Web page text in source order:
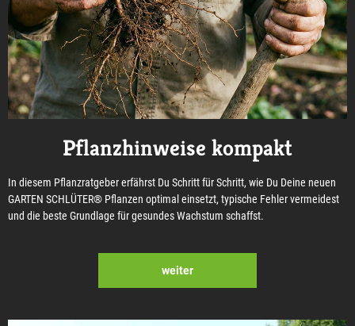
Pflanzhinweise kompakt
In diesem Pflanzratgeber erfährst Du Schritt für Schritt, wie Du Deine neuen
GARTEN SCHLÜTER® Pflanzen optimal einsetzt, typische Fehler vermeidest
und die beste Grundlage für gesundes Wachstum schaffst.
weiter